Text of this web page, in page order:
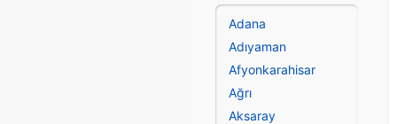
Adana
Adıyaman
Afyonkarahisar
Ağrı
Aksaray